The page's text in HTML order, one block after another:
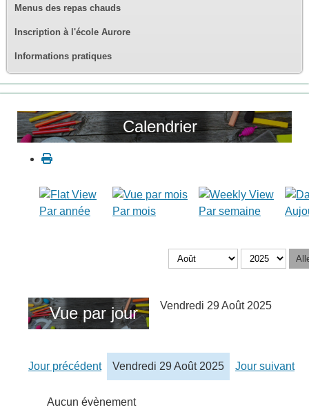
Menus des repas chauds
Inscription à l'école Aurore
Informations pratiques
Calendrier
Par année Par mois Par semaine
Vue par jour Vendredi 29 Août 2025
Jour précédent Vendredi 29 Août 2025 Jour suivant
Aucun évènement